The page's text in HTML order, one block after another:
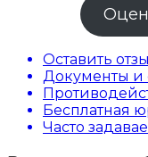
Оставить
Документы и
Бесплатная
Часто